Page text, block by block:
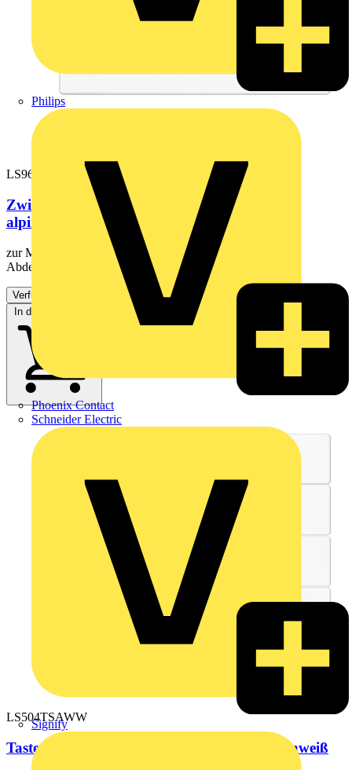
Philips
Phoenix Contact
Schneider Electric
Signify
LS961Z5WW
Zwischenrahmen 55 x 55 mm, Thermoplast,
alpinweiß, senkrechte und...
zur Montage handelsüblicher Geräte anderer Hersteller mit
Abdeckung 55 x 55 mm Nicht für Geräte aus den...
Verfügbar: 3 Händler
In den Warenkorb
LS504TSAWW
Tastensatz, F50, Thermoplast, Serie LS, alpinweiß